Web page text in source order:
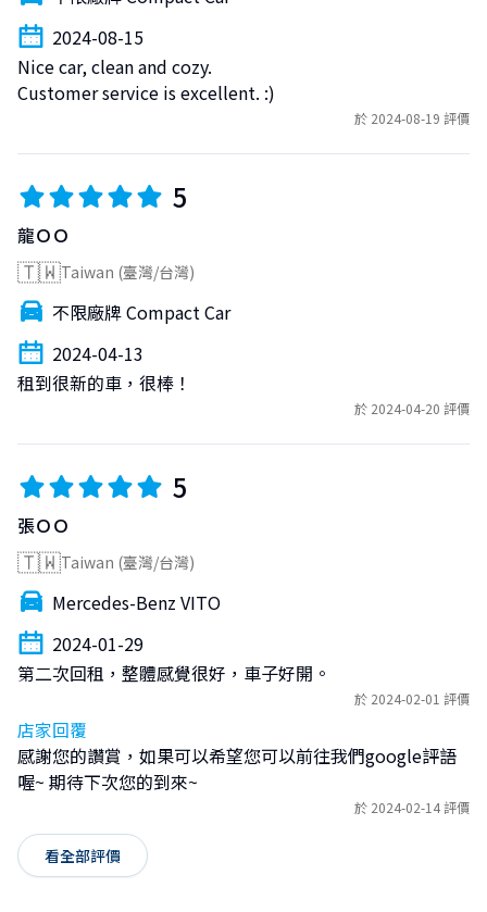
2024-08-15
Nice car, clean and cozy.
Customer service is excellent. :)
於 2024-08-19 評價
5
龍ＯＯ
🇹🇼Taiwan (臺灣/台灣)
不限廠牌 Compact Car
2024-04-13
租到很新的車，很棒！
於 2024-04-20 評價
5
張ＯＯ
🇹🇼Taiwan (臺灣/台灣)
Mercedes-Benz VITO
2024-01-29
第二次回租，整體感覺很好，車子好開。
於 2024-02-01 評價
店家回覆
感謝您的讚賞，如果可以希望您可以前往我們google評語
喔~ 期待下次您的到來~
於 2024-02-14 評價
看全部評價